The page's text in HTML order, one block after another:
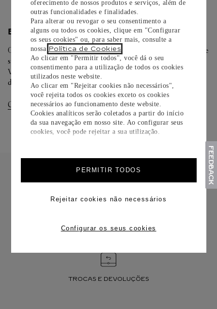
oferecimento de nossos produtos e serviços, além de
outras funcionalidades e finalidades.
Para alterar ou revogar o seu consentimento a
alguns ou todos os cookies, clique em "Configurar
os seus cookies" ou, para saber mais, consulte a
nossa Política de Cookies
Ao clicar em "Permitir todos", você dá o seu
consentimento para a utilização de todos os cookies
utilizados neste website.
Ao clicar em "Rejeitar cookies não necessários",
você rejeita todos os cookies exceto os cookies
necessários ao funcionamento deste website.
Cookies analíticos serão coletados a partir do início
da sua navegação em nosso site. Ao configurar seus
cookies, você pode rejeitar a sua utilização.
PERMITIR TODOS
Rejeitar cookies não necessários
Configurar os seus cookies
ENTREGA/DEVOLUÇÃO
Oferecemos diferentes opções de entrega. Selecione o envio de
sua preferência na finalização de seu pedido.
Você pode trocar ou devolver sua criação Cartier em até 30
dias.
Consultar Entregas Consultar Devoluções
TROCAS E DEVOLUÇÕES